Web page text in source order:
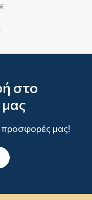
στο
προσφορές μας!